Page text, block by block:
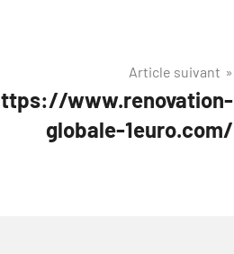
Article suivant
www.renovation-
globale-1euro.com/